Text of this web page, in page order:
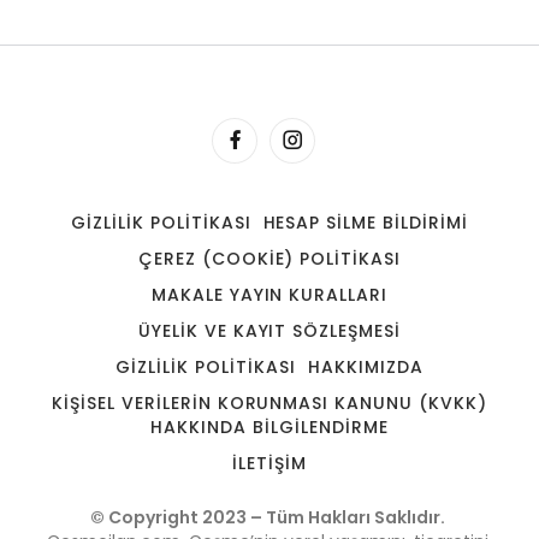
seramik/Fayans
– yapılan işler 1
daha fazla…
DETAYLI INCELE
GIZLILIK POLITIKASI
HESAP SILME BILDIRIMI
ÇEREZ (COOKIE) POLITIKASI
MAKALE YAYIN KURALLARI
ÜYELIK VE KAYIT SÖZLEŞMESI
GIZLILIK POLITIKASI
HAKKIMIZDA
KIŞISEL VERILERIN KORUNMASI KANUNU (KVKK)
HAKKINDA BILGILENDIRME
İLETIŞIM
© Copyright 2023 – Tüm Hakları Saklıdır.